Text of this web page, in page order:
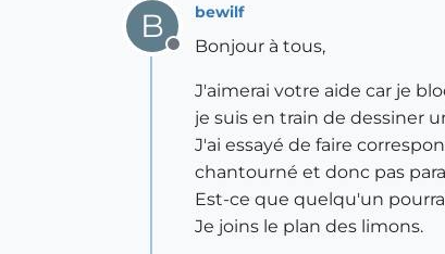
B
Offline
bewilf
Bonjour à tous,
J'aimerai votre aide car je
je suis en train de dessiner
J'ai essayé de faire
chantourné et donc pas
Est-ce que quelqu'un
Je joins le plan des limons.